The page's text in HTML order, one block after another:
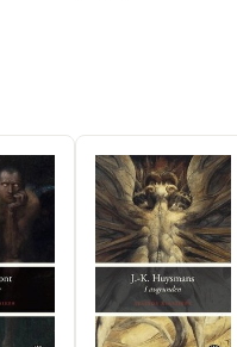
Totalt antal röster: